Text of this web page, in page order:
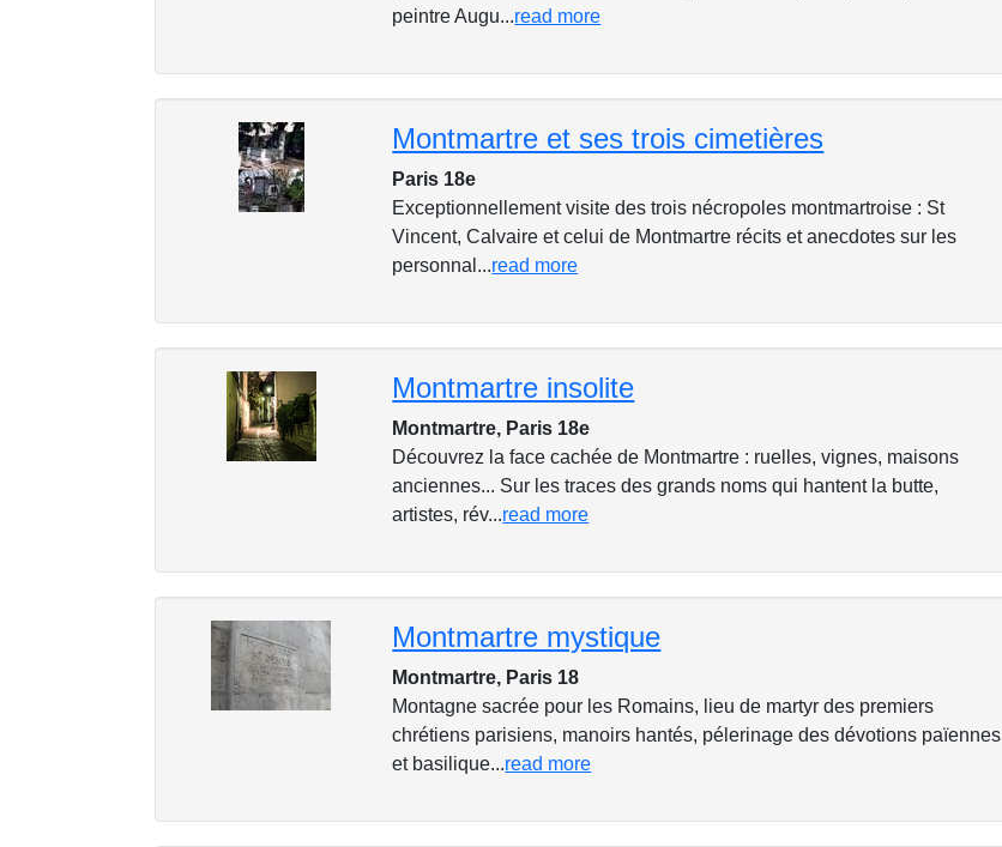
peintre Augu...read more
Montmartre et ses trois cimetières
Paris 18e
Exceptionnellement visite des trois nécropoles montmartroise : St
Vincent, Calvaire et celui de Montmartre récits et anecdotes sur les
personnal...read more
Montmartre insolite
Montmartre, Paris 18e
Découvrez la face cachée de Montmartre : ruelles, vignes, maisons
anciennes... Sur les traces des grands noms qui hantent la butte,
artistes, rév...read more
Montmartre mystique
Montmartre, Paris 18
Montagne sacrée pour les Romains, lieu de martyr des premiers
chrétiens parisiens, manoirs hantés, pélerinage des dévotions païennes
et basilique...read more